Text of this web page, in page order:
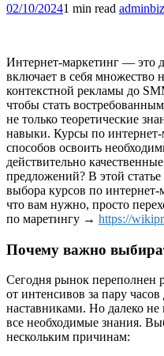
02/10/20241 min read adminbiz
Интернет-маркетинг — это
включает в себя множество
контекстной рекламы до
чтобы стать
не только теоретические
навыки. Курсы по
способов освоить
действительно
предложений? В этой
выбора курсов по
что вам нужно, просто
по маретингу → https://
Почему важно
Сегодня рынок переполнен
от интенсивов за пару
наставниками. Но далеко
все необходимые знания.
нескольким причинам: